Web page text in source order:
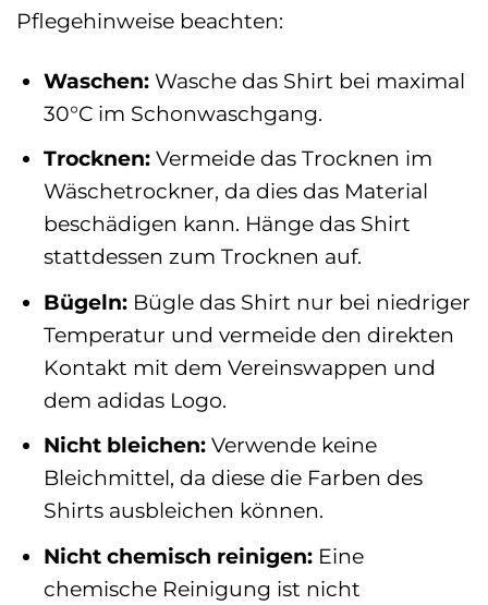
Pflegehinweise beachten:
Waschen:Wasche das Shirt bei maximal
30°C im Schonwaschgang.
Trocknen:Vermeide das Trocknen im
Wäschetrockner, da dies das Material
beschädigen kann. Hänge das Shirt
stattdessen zum Trocknen auf.
Bügeln:Bügle das Shirt nur bei niedriger
Temperatur und vermeide den direkten
Kontakt mit dem Vereinswappen und
dem adidas Logo.
Nicht bleichen:Verwende keine
Bleichmittel, da diese die Farben des
Shirts ausbleichen können.
Nicht chemisch reinigen:Eine
chemische Reinigung ist nicht